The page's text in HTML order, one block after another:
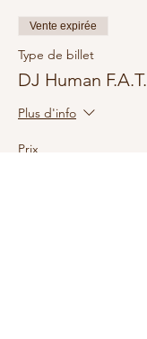
Vente expirée
Type de billet
DJ Human F.A.T.
Plus d'info
Prix